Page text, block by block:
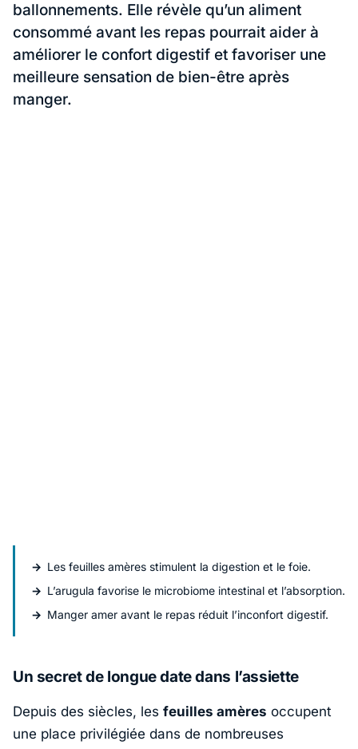
ballonnements. Elle révèle qu’un aliment
consommé avant les repas pourrait aider à
améliorer le confort digestif et favoriser une
meilleure sensation de bien-être après
manger.
Les feuilles amères stimulent la digestion et le foie.
L’arugula favorise le microbiome intestinal et l’absorption.
Manger amer avant le repas réduit l’inconfort digestif.
Un secret de longue date dans l’assiette
Depuis des siècles, les feuilles amères occupent
une place privilégiée dans de nombreuses